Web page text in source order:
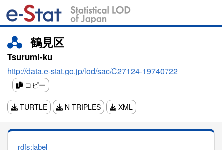
鶴見区
Tsurumi-ku
http://data.e-stat.go.jp/lod/sac/C27124-19740722
コピー
TURTLE N-TRIPLES XML
rdfs:label